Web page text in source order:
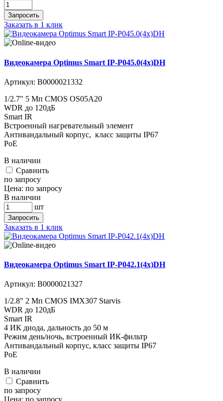
Запросить
Заказать в 1 клик
Видеокамера Optimus Smart IP-P045.0(4x)DH
Артикул: В0000021332
1/2.7" 5 Мп CMOS OS05A20
WDR до 120дБ
Smart IR
Встроенный нагревательный элемент
Антивандальный корпус, класс защиты IР67
PoE
В наличии
Cравнить
по запросу
Цена: по запросу
В наличии
шт
Запросить
Заказать в 1 клик
Видеокамера Optimus Smart IP-P042.1(4x)DH
Артикул: В0000021327
1/2.8" 2 Мп CMOS IMX307 Starvis
WDR до 120дБ
Smart IR
4 ИК диода, дальность до 50 м
Режим день/ночь, встроенный ИК-фильтр
Антивандальный корпус, класс защиты IР67
PoE
В наличии
Cравнить
по запросу